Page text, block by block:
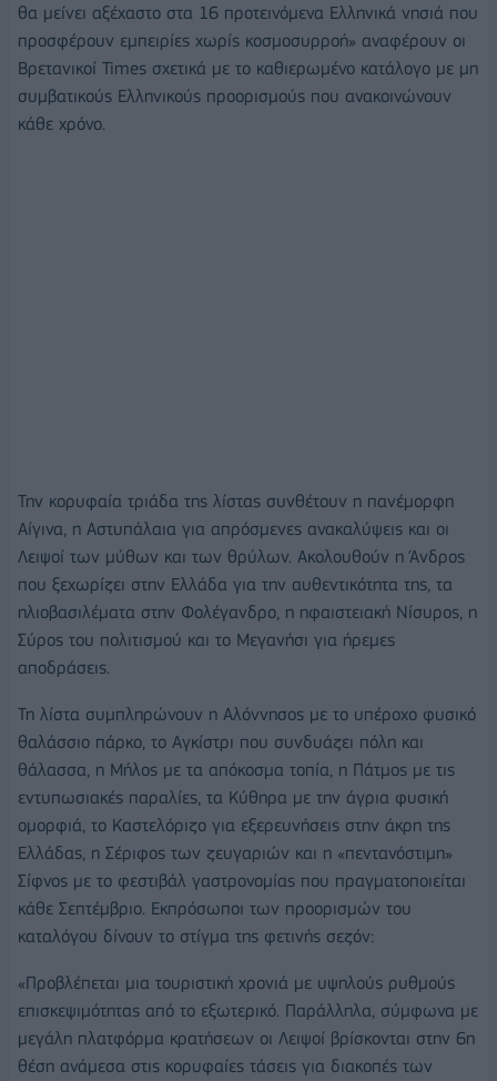
θα μείνει αξέχαστο στα 16 προτεινόμενα Ελληνικά νησιά που
προσφέρουν εμπειρίες χωρίς κοσμοσυρροή» αναφέρουν οι
Βρετανικοί Times σχετικά με το καθιερωμένο κατάλογο με μη
συμβατικούς Ελληνικούς προορισμούς που ανακοινώνουν
κάθε χρόνο.
Την κορυφαία τριάδα της λίστας συνθέτουν η πανέμορφη
Αίγινα, η Αστυπάλαια για απρόσμενες ανακαλύψεις και οι
Λειψοί των μύθων και των θρύλων. Ακολουθούν η Άνδρος
που ξεχωρίζει στην Ελλάδα για την αυθεντικότητα της, τα
ηλιοβασιλέματα στην Φολέγανδρο, η ηφαιστειακή Νίσυρος, η
Σύρος του πολιτισμού και το Μεγανήσι για ήρεμες
αποδράσεις.
Τη λίστα συμπληρώνουν η Αλόννησος με το υπέροχο φυσικό
θαλάσσιο πάρκο, το Αγκίστρι που συνδυάζει πόλη και
θάλασσα, η Μήλος με τα απόκοσμα τοπία, η Πάτμος με τις
εντυπωσιακές παραλίες, τα Κύθηρα με την άγρια φυσική
ομορφιά, το Καστελόριζο για εξερευνήσεις στην άκρη της
Ελλάδας, η Σέριφος των ζευγαριών και η «πεντανόστιμη»
Σίφνος με το φεστιβάλ γαστρονομίας που πραγματοποιείται
κάθε Σεπτέμβριο. Εκπρόσωποι των προορισμών του
καταλόγου δίνουν το στίγμα της φετινής σεζόν:
«Προβλέπεται μια τουριστική χρονιά με υψηλούς ρυθμούς
επισκεψιμότητας από το εξωτερικό. Παράλληλα, σύμφωνα με
μεγάλη πλατφόρμα κρατήσεων οι Λειψοί βρίσκονται στην 6η
θέση ανάμεσα στις κορυφαίες τάσεις για διακοπές των